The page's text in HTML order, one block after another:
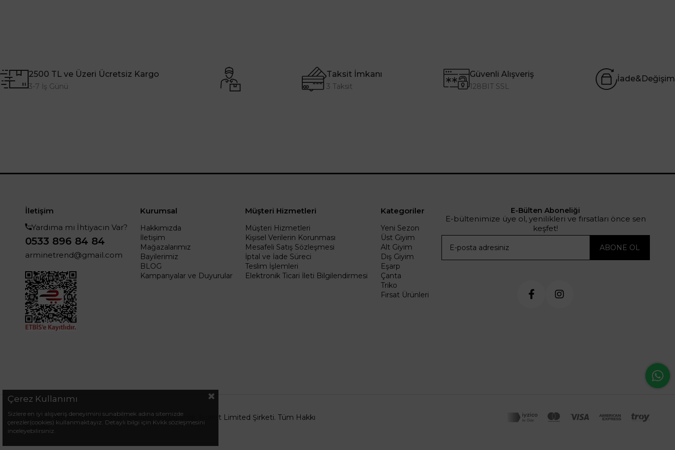
2500 TL ve Üzeri Ücretsiz Kargo
3-7 İş Günü
Taksit İmkanı
3 Taksit
Güvenli Alışveriş
128BIT SSL
İade&Değişim
İletişim
Yardıma mı İhtiyacın Var?
0533 896 84 84
arminetrend@gmail.com
Kurumsal
Hakkımızda
İletişim
Mağazalarımız
Bayilerimiz
BLOG
Kampanyalar ve Duyurular
Müşteri Hizmetleri
Müşteri Hizmetleri
Kişisel Verilerin Korunması
Mesafeli Satış Sözleşmesi
İptal ve İade Süreci
Teslim İşlemleri
Elektronik Ticari İleti Bilgilendirmesi
Kategoriler
Yeni Sezon
Üst Giyim
Alt Giyim
Dış Giyim
Eşarp
Çanta
Triko
Fırsat Ürünleri
E-Bülten Aboneliği
E-bültenimize üye ol, yenilikleri ve fırsatları önce sen
keşfet!
ABONE OL
© 2024 .arminetrend.com.tr. Sembol Mağazacılık Ticaret Limited Şirketi. Tüm Hakkı
Saklıdır.
Çerez Kullanımı
Sizlere en iyi alışveriş deneyimini sunabilmek adına sitemizde
çerezler(cookies) kullanmaktayız. Detaylı bilgi için Kvkk sözleşmesini
inceleyebilirsiniz.